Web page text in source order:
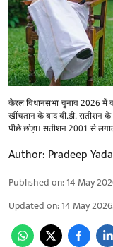
केरल विधानसभा चुनाव 2026 में
खींचतान के बाद वी.डी. सतीशन के
पीछे छोड़ा। सतीशन 2001 से
Author: Pradeep
Published on:14 May
Updated on:14 May